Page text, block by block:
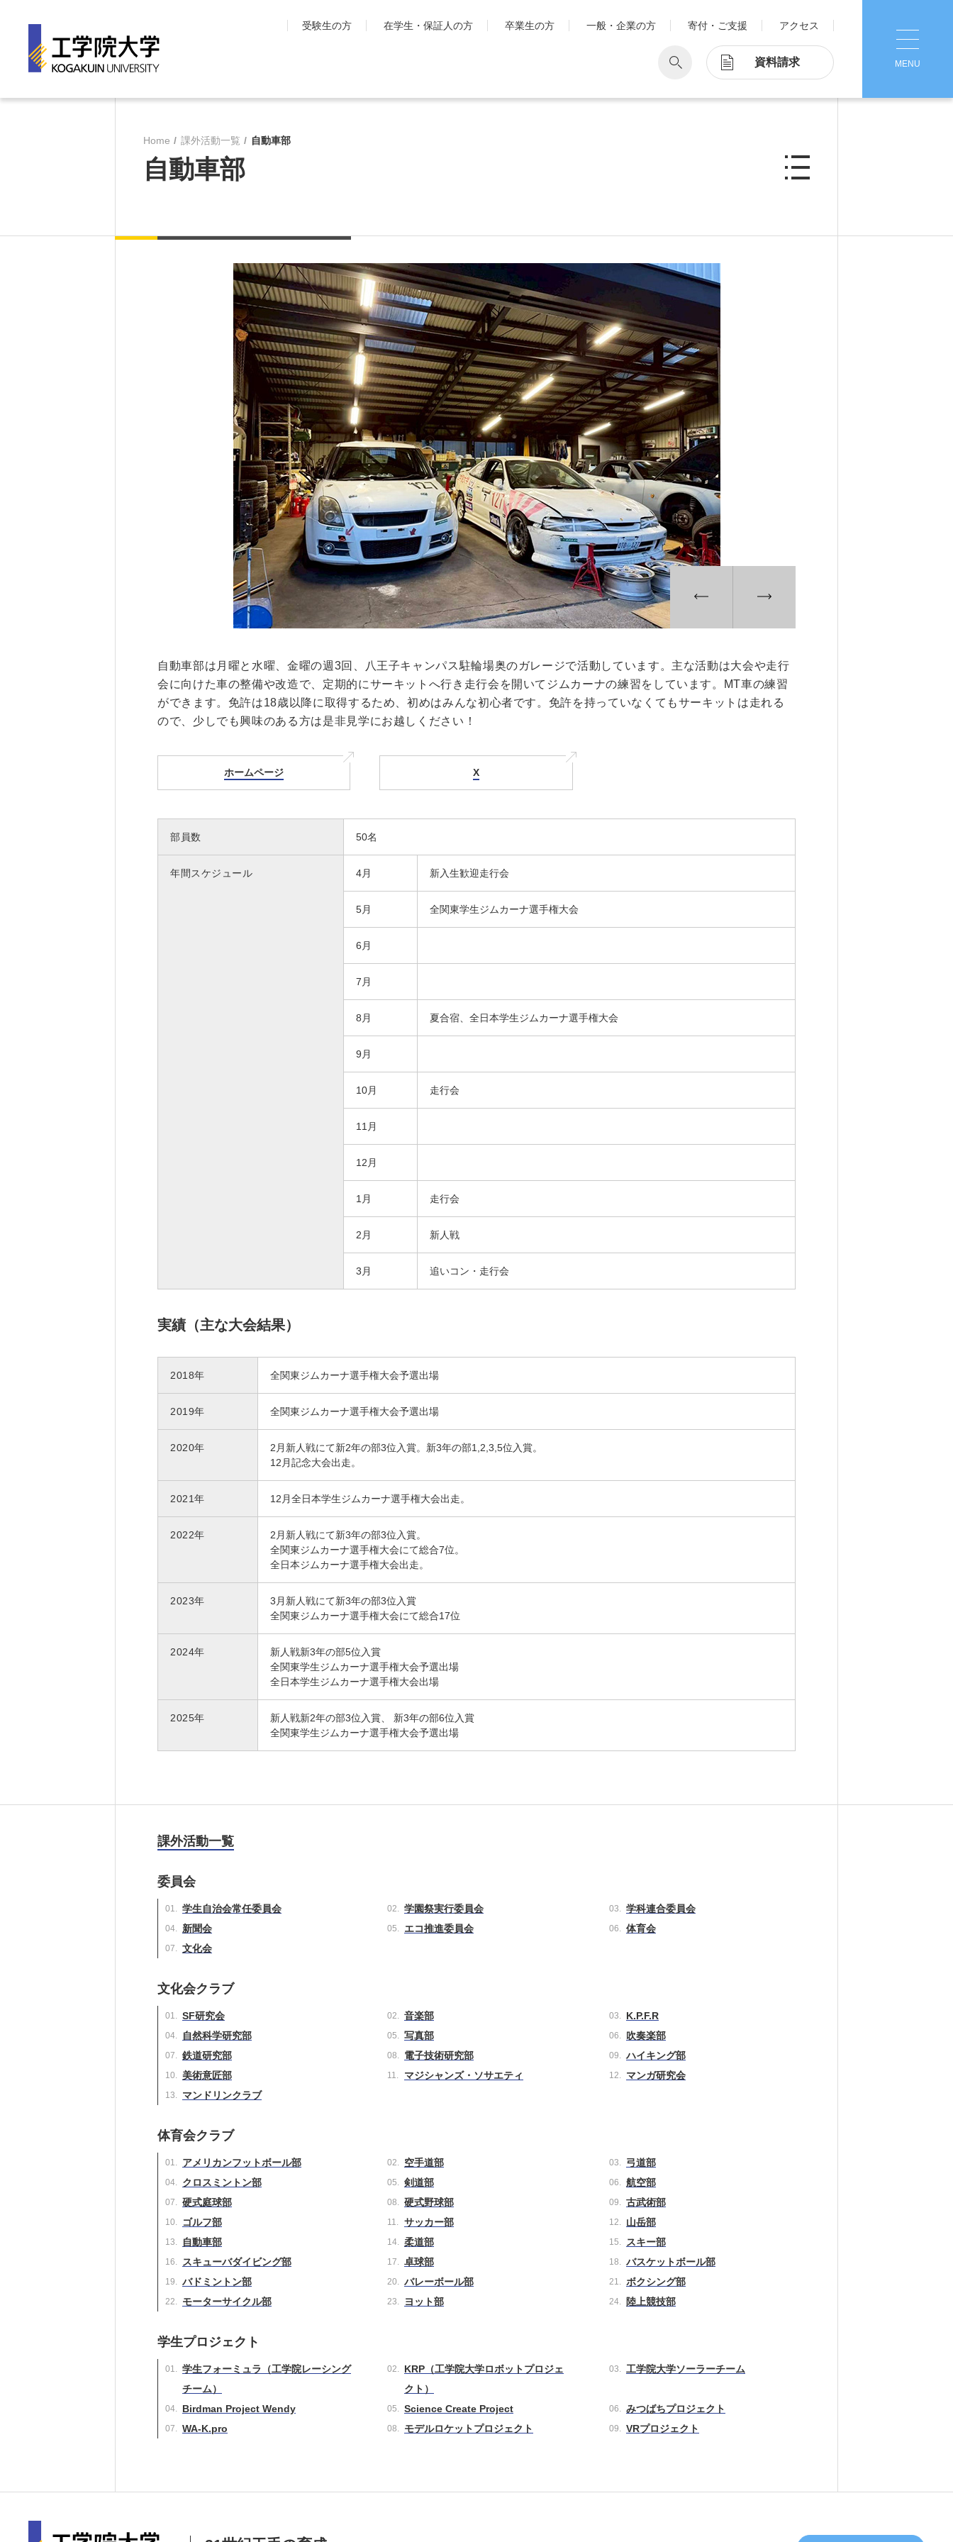
受験生の方 在学生・保証人の方 卒業生の方 一般・企業の方 寄付・ご支援 アクセス
資料請求
MENU
長期目標『VISION150』
工学院大学について
SDGsへの取り組み
コンプライアンス
工学院大学の教育
先進工学部
工学部
大学院 工学研究科
教員・研究室一覧
学習支援センター
学生団体ポータルサイト
「SHAiR」
遠隔授業リンク集
就職・キャリア
学び・研究を活かした就職
就職実績
在学生・保護者の皆さま
採用担当者の皆さま
卒業生の皆さま
各種アンケート
キャンパス
新宿キャンパス
八王子キャンパス
施設案内
入試情報
入試情報
オープンキャンパス・相談会
大学院入試
動画・パンフレット
1. Action！x 工学院大学
Home 課外活動一覧 自動車部
自動車部
自動車部は月曜と水曜、金曜の週3回、八王子キャンパス駐輪場奥のガレージで活動しています。主な活動は大会や走行
会に向けた車の整備や改造で、定期的にサーキットへ行き走行会を開いてジムカーナの練習をしています。MT車の練習
ができます。免許は18歳以降に取得するため、初めはみんな初心者です。免許を持っていなくてもサーキットは走れる
ので、少しでも興味のある方は是非見学にお越しください！
ホームページ X
部員数 50名
年間スケジュール 4月 新入生歓迎走行会
5月 全関東学生ジムカーナ選手権大会
6月
7月
8月 夏合宿、全日本学生ジムカーナ選手権大会
9月
10月 走行会
11月
12月
1月 走行会
2月 新人戦
3月 追いコン・走行会
実績（主な大会結果）
2018年 全関東ジムカーナ選手権大会予選出場
2019年 全関東ジムカーナ選手権大会予選出場
2020年
2月新人戦にて新2年の部3位入賞。新3年の部1,2,3,5位入賞。
12月記念大会出走。
2021年 12月全日本学生ジムカーナ選手権大会出走。
2022年
2月新人戦にて新3年の部3位入賞。
全関東ジムカーナ選手権大会にて総合7位。
全日本ジムカーナ選手権大会出走。
2023年
3月新人戦にて新3年の部3位入賞
全関東ジムカーナ選手権大会にて総合17位
2024年
新人戦新3年の部5位入賞
全関東学生ジムカーナ選手権大会予選出場
全日本学生ジムカーナ選手権大会出場
2025年
新人戦新2年の部3位入賞、 新3年の部6位入賞
全関東学生ジムカーナ選手権大会予選出場
課外活動一覧
委員会
学生自治会常任委員会 学園祭実行委員会
学科連合委員会
新聞会
エコ推進委員会
体育会
文化会
文化会クラブ
SF研究会 音楽部
K.P.F.R
自然科学研究部
写真部
吹奏楽部
鉄道研究部
電子技術研究部
ハイキング部
美術意匠部
マジシャンズ・ソサエティ
マンガ研究会
マンドリンクラブ
体育会クラブ
アメリカンフットボール部 空手道部
弓道部
クロスミントン部
剣道部
航空部
硬式庭球部
硬式野球部
古武術部
ゴルフ部
サッカー部
山岳部
自動車部
柔道部
スキー部
スキューバダイビング部
卓球部
バスケットボール部
バドミントン部
バレーボール部
ボクシング部
モーターサイクル部
ヨット部 陸上競技部
学生プロジェクト
学生フォーミュラ（工学院レーシング
チーム）
KRP（工学院大学ロボットプロジェ
クト）
工学院大学ソーラーチーム
Birdman Project Wendy Science Create Project
みつばちプロジェクト
WA-K.pro
モデルロケットプロジェクト VRプロジェクト